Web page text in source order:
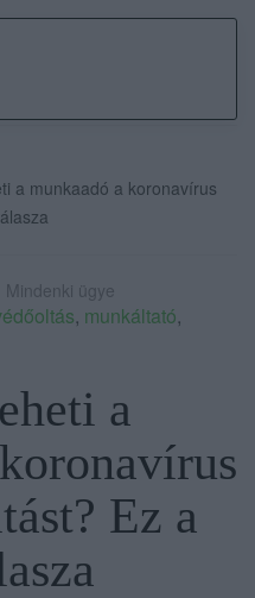
a munkaadó a koronavírus
ügye
, munkáltató,
a
Ez a